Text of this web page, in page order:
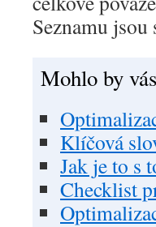
Seznamu
Mohlo by
Klíčová
Jak je to s
Checklist